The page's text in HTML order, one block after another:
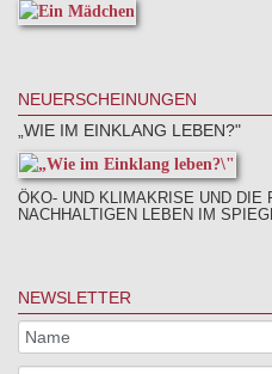
NEUERSCHEINUNGEN
„WIE IM EINKLANG LEBEN?"
ÖKO- UND KLIMAKRISE UND DIE
NACHHALTIGEN LEBEN IM
NEWSLETTER